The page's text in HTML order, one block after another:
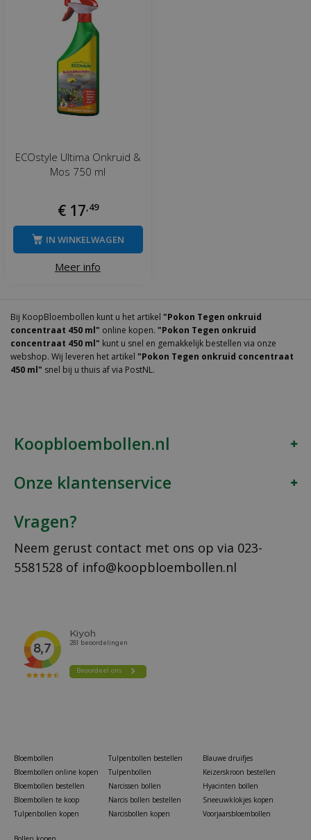
ECOstyle Ultima Onkruid &
Mos 750 ml
€ 17,49
Meer info
IN WINKELWAGEN
Bij KoopBloembollen kunt u het artikel "Pokon Tegen onkruid
concentraat 450 ml" online kopen. "Pokon Tegen onkruid
concentraat 450 ml" kunt u snel en gemakkelijk bestellen via onze
webshop. Wij leveren het artikel "Pokon Tegen onkruid concentraat
450 ml" snel bij u thuis af via PostNL.
Koopbloembollen.nl
Onze klantenservice
Vragen?
Neem gerust contact met ons op via 023-
5581528 of info@koopbloembollen.nl
Bloembollen
Bloembollen online kopen
Bloembollen bestellen
Bloembollen te koop
Tulpenbollen kopen
Tulpenbollen bestellen
Tulpenbollen
Narcissen bollen
Narcis bollen bestellen
Narcisbollen kopen
Blauwe druifjes
Keizerskroon bestellen
Hyacinten bollen
Sneeuwklokjes kopen
Voorjaarsbloembollen